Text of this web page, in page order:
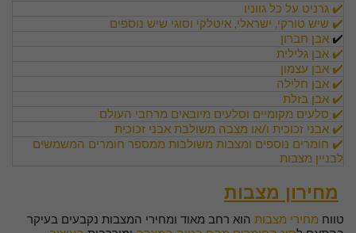
✔️ גרניט על כל גווניו
✔️ שיש טורקי, ישראלי, איטלקי וסוגי שיש נוספים
✔️ אבן חברון
✔️ אבן גלילית
✔️ אבן עצמון
✔️ אבן חלילה
✔️ אבן בזלת
✔️ סלעים מקומיים וסלעים מיובאים מרחבי העולם
✔️ אבני זכוכית ו/או מצבה משולבת אבני זכוכית
✔️ חומרים נוספים ומצבות משולבות ממספר חומרים המשמשים
לבניין מצבות
מחירון מצבות
טווח מחירי מצבות הוא רחב מאוד ומחירי המצבות נקבעים בעיקר